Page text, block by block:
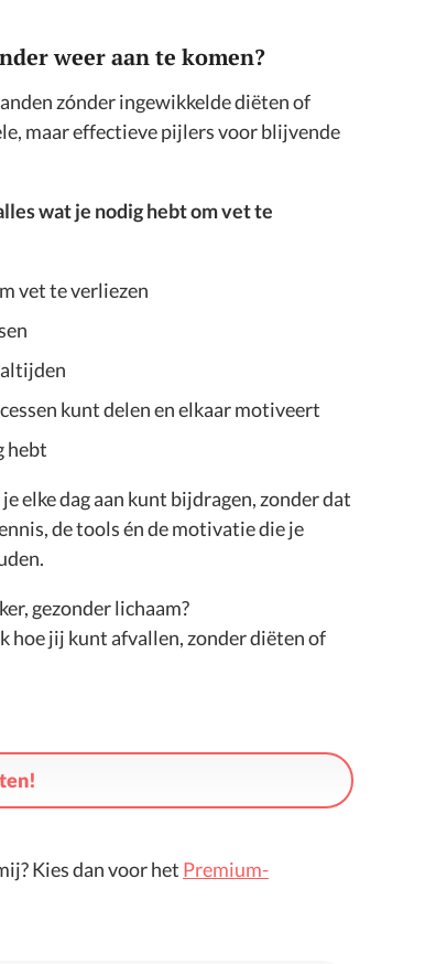
weer aan te komen?
zónder ingewikkelde diëten of
maar effectieve pijlers voor blijvende
wat je nodig hebt om vet te
vet te verliezen
kunt delen en elkaar motiveert
hebt
elke dag aan kunt bijdragen, zonder dat
de tools én de motivatie die je
gezonder lichaam?
hoe jij kunt afvallen, zonder diëten of
Kies dan voor het Premium-